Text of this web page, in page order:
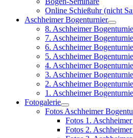
Online Schießuhr (nicht
Aschheimer Bogenturnier
8. Aschheimer
7. Aschheimer
6. Aschheimer
5. Aschheimer
4. Aschheimer
3. Aschheimer
2. Aschheimer
1. Aschheimer
Fotogalerie
Fotos Aschheimer
Fotos 1.
Fotos 2.